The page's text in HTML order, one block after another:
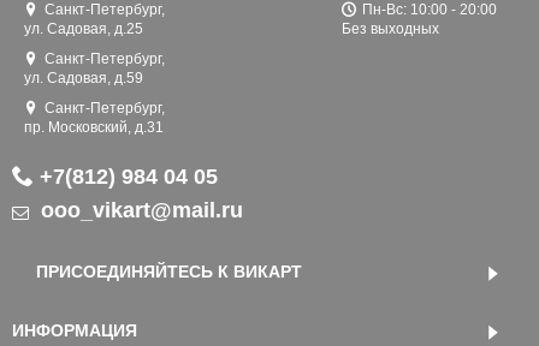
Санкт-Петербург,
ул. Садовая, д.25
Санкт-Петербург,
ул. Садовая, д.59
Санкт-Петербург,
пр. Московский, д.31
Пн-Вс: 10:00 - 20:00
Без выходных
+7(812) 984 04 05
ooo_vikart@mail.ru
ПРИСОЕДИНЯЙТЕСЬ К ВИКАРТ
ИНФОРМАЦИЯ